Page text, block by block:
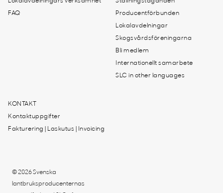
FAQ Producentförbunden
Lokalavdelningar
Skogsvårdsföreningarna
Bli medlem
Internationellt samarbete
SLC in other languages
KONTAKT
Kontaktuppgifter
Fakturering | Laskutus | Invoicing
© 2026 Svenska
lantbruksproducenternas